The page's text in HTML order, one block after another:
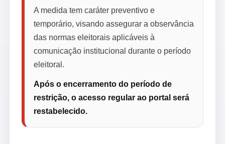
A medida tem caráter preventivo e
temporário, visando assegurar a observância
das normas eleitorais aplicáveis à
comunicação institucional durante o período
eleitoral.
Após o encerramento do período de
restrição, o acesso regular ao portal será
restabelecido.